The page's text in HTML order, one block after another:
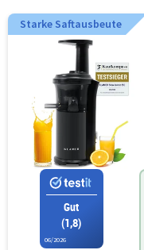
Starke Saftausbeute
Gut
(1,8)
06/2026